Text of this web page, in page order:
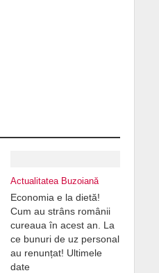
Actualitatea Buzoiană
Economia e la dietă!
Cum au strâns românii
cureaua în acest an. La
ce bunuri de uz personal
au renunțat! Ultimele
date